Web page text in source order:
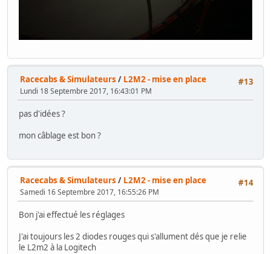
#13
Racecabs & Simulateurs / L2M2 - mise en place
Lundi 18 Septembre 2017, 16:43:01 PM
pas d'idées ?
mon câblage est bon ?
#14
Racecabs & Simulateurs / L2M2 - mise en place
Samedi 16 Septembre 2017, 16:55:26 PM
Bon j'ai effectué les réglages
J'ai toujours les 2 diodes rouges qui s'allument dés que je relie
le L2m2 à la Logitech